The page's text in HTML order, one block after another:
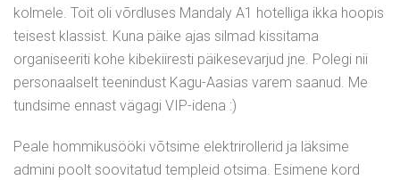
kolmele. Toit oli võrdluses Mandaly A1 hotelliga ikka hoopis
teisest klassist. Kuna päike ajas silmad kissitama
organiseeriti kohe kibekiiresti päikesevarjud jne. Polegi nii
personaalselt teenindust Kagu-Aasias varem saanud. Me
tundsime ennast vägagi VIP-idena :)
Peale hommikusööki võtsime elektrirollerid ja läksime
admini poolt soovitatud templeid otsima. Esimene kord